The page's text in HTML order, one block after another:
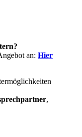
an: Hier
,